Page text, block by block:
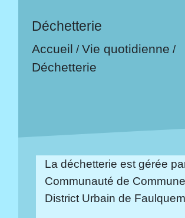
Déchetterie
Accueil /Vie quotidienne /
Déchetterie
La déchetterie est gérée
Communauté de
District Urbain de